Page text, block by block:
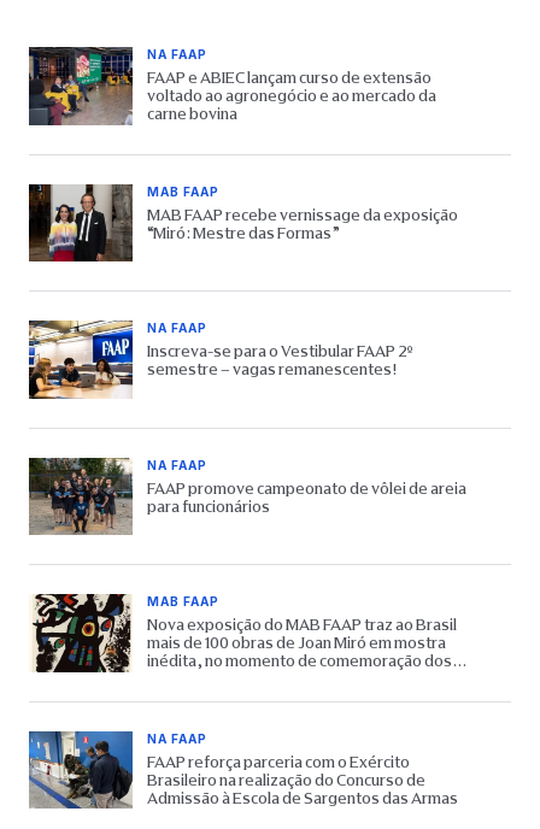
NA FAAP
FAAP e ABIEC lançam curso de extensão
voltado ao agronegócio e ao mercado da
carne bovina
MAB FAAP
MAB FAAP recebe vernissage da exposição
“Miró: Mestre das Formas”
NA FAAP
Inscreva-se para o Vestibular FAAP 2º
semestre – vagas remanescentes!
NA FAAP
FAAP promove campeonato de vôlei de areia
para funcionários
MAB FAAP
Nova exposição do MAB FAAP traz ao Brasil
mais de 100 obras de Joan Miró em mostra
inédita, no momento de comemoração dos
NA FAAP
FAAP reforça parceria com o Exército
Brasileiro na realização do Concurso de
Admissão à Escola de Sargentos das Armas